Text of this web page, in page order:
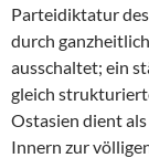
Parteidiktatur
durch
ausschaltet; ein
gleich
Ostasien dient
Innern zur